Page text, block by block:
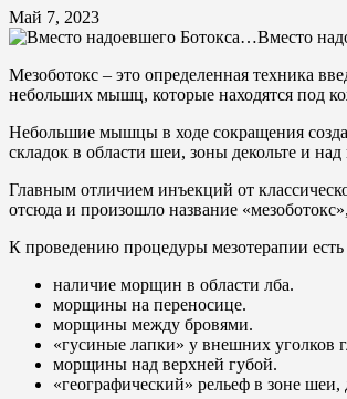
Май 7, 2023
Вместо
Мезоботокс – это определенная техника
небольших мышц, которые находятся под
Небольшие мышцы в ходе сокращения
складок в области шеи, зоны декольте и
Главным отличием инъекций от
отсюда и произошло название
К проведению процедуры мезотерапии есть
наличие морщин в области лба.
морщины на переносице.
морщины между бровями.
«гусиные лапки» у внешних уголков
морщины над верхней губой.
«географический» рельеф в зоне шеи,